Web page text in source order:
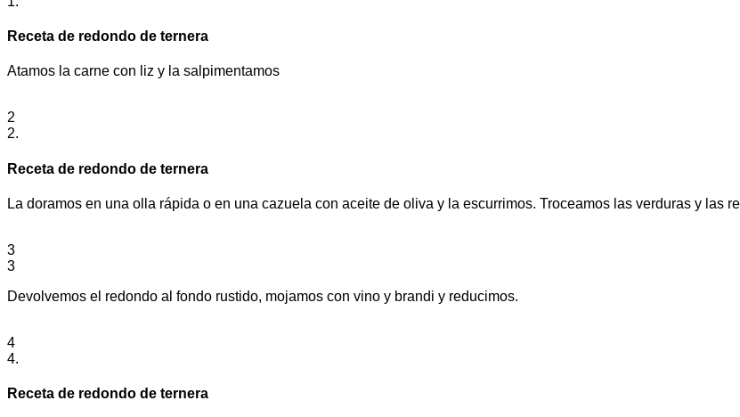
Receta de redondo de ternera
Atamos la carne con liz y la salpimentamos
2
2.
Receta de redondo de ternera
La doramos en una olla rápida o en una cazuela con aceite de oliva y la escurrimos. Troceamos las verduras y las
3
3
Devolvemos el redondo al fondo rustido, mojamos con vino y brandi y reducimos.
4
4.
Receta de redondo de ternera